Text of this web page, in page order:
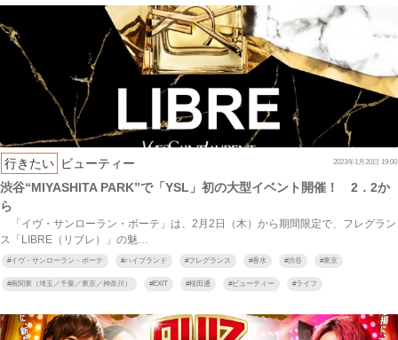
行きたい ビューティー 2023年1月20日 19:00
渋谷“MIYASHITA PARK”で「YSL」初の大型イベント開催！ 2．2か
ら
「イヴ・サンローラン・ボーテ」は、2月2日（木）から期間限定で、フレグラン
ス「LIBRE（リブレ）」の魅…
#イヴ・サンローラン・ボーテ #ハイブランド #フレグランス #香水 #渋谷 #東京
#南関東（埼玉／千葉／東京／神奈川） #EXIT #桜田通 #ビューティー #ライフ